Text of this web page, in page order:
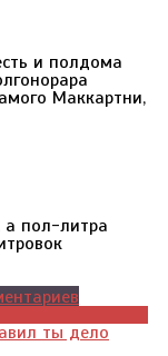
и полдома
Маккартни,
а пол-литра
ты дело